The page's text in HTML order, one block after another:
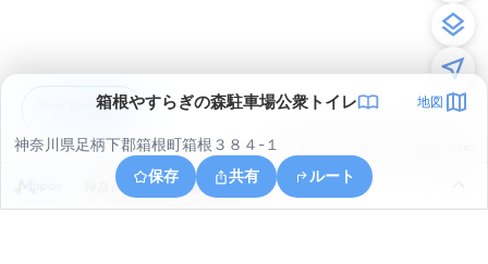
箱根やすらぎの森駐車場公衆トイレ 地図
神奈川県足柄下郡箱根町箱根３８４-１
保存
共有 ルート
神奈川県足柄下郡箱根町箱根
アプリで見る